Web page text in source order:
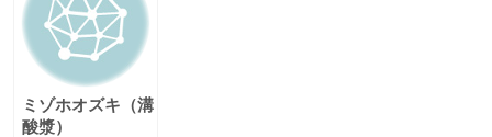
ミゾホオズキ（溝
酸漿）